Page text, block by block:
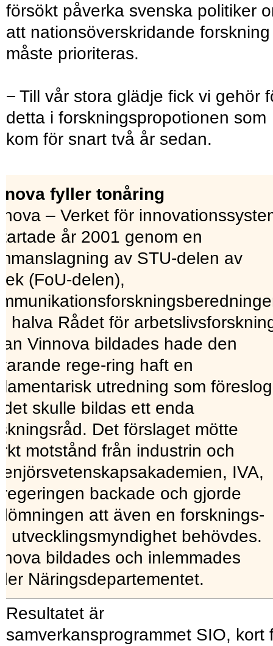
försökt påverka svenska politiker
att nationsöverskridande forskning
måste prioriteras.
− Till vår stora glädje fick vi gehör
detta i forskningspropotionen som
kom för snart två år sedan.
fyller tonåring
– Verket för
år 2001 genom en
av STU-delen av
(FoU-delen),
halva Rådet för
Vinnova bildades hade den
rege-ring haft en
utredning som föreslog
skulle bildas ett enda
Det förslaget mötte
motstånd från industrin och
IVA,
backade och gjorde
att även en forsknings-
utvecklingsmyndighet behövdes.
bildades och inlemmades
Näringsdepartementet.
Resultatet är
samverkansprogrammet SIO, kort